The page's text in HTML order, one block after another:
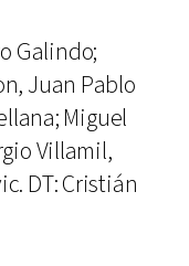
Galindo;
Juan Pablo
Miguel
Villamil,
DT: Cristián